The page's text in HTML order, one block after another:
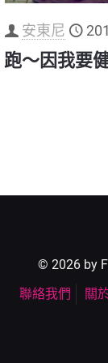
安東尼
跑～因我要
© 2026 by
聯絡我們
關